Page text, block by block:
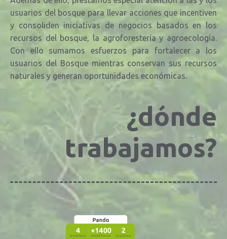
usuarios del bosque para llevar acciones que incentiven
y consoliden iniciativas de negocios basados en los
recursos del bosque, la agroforestería y agroecología.
Con ello sumamos esfuerzos para fortalecer a los
usuarios del Bosque mientras conservan sus recursos
naturales y generan oportunidades económicas.
¿dónde
trabajamos?